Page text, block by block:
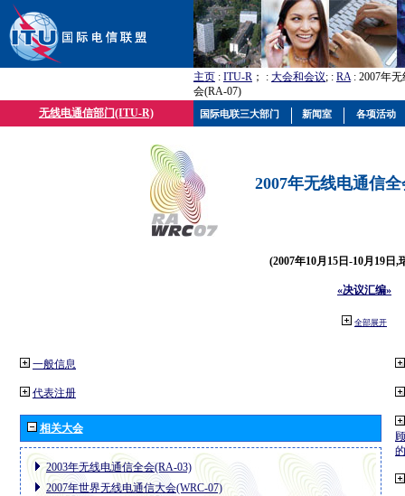
主页 : ITU-R ； : 大会和会议; : RA: 2007年
会(RA-07)
无线电通信部门(ITU-R)
2007年无线电通信
(2007年10月15日-10月19日,
«决议汇编»
全部展开
一般信息
代表注册
相关大会
2003年无线电通信全会(RA-03)
2007年世界无线电通信大会(WRC-07)
国际电联三大部门 新闻室 各项活动